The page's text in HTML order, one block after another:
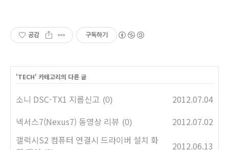
공감 구독하기
'TECH' 카테고리의 다른 글
소니 DSC-TX1 지름신고 (0)
2012.07.04
넥서스7(Nexus7) 동영상 리뷰 (0)
2012.07.02
갤럭시S2 컴퓨터 연결시 드라이버 설치 화
2012.06.13